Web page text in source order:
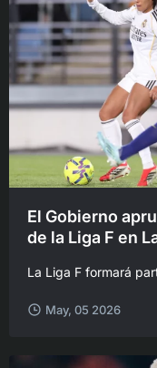
El Gobierno
de la Liga F en
La Liga F formará
May, 05 2026